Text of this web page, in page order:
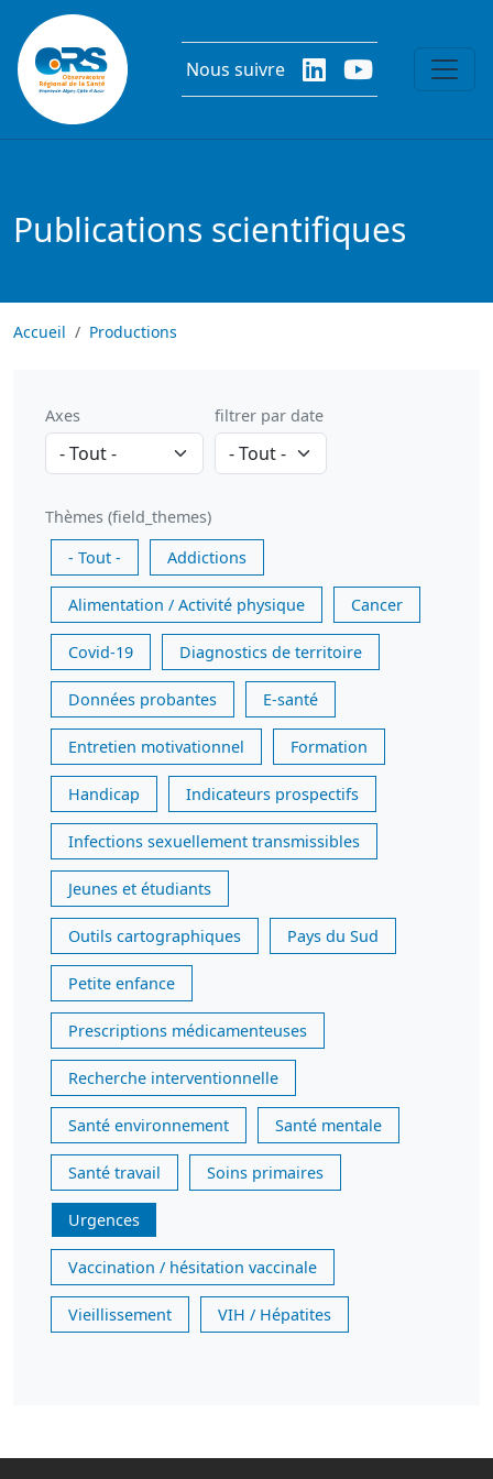
Aller au contenu principal
Nous suivre
Publications scientifiques
Accueil Productions
Axes filtrer par date
Thèmes (field_themes)
- Tout -
Addictions
Alimentation / Activité physique Cancer
Covid-19 Diagnostics de territoire
Données probantes E-santé
Entretien motivationnel Formation
Handicap Indicateurs prospectifs
Infections sexuellement transmissibles
Jeunes et étudiants
Outils cartographiques Pays du Sud
Petite enfance
Prescriptions médicamenteuses
Recherche interventionnelle
Santé environnement Santé mentale
Santé travail Soins primaires
Urgences
Vaccination / hésitation vaccinale
Vieillissement VIH / Hépatites